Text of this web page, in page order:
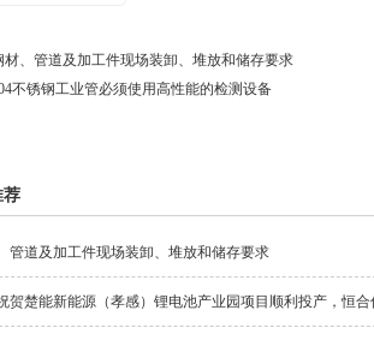
材、管道及加工件现场装卸、堆放和储存要求
不锈钢工业管必须使用高性能的检测设备
荐
管道及加工件现场装卸、堆放和储存要求
贺楚能新能源（孝感）锂电池产业园项目顺利投产，恒